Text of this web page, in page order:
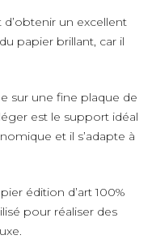
un excellent
papier brillant, car il
sur une fine plaque de
est le support idéal
et il s’adapte à
édition d’art 100%
pour réaliser des